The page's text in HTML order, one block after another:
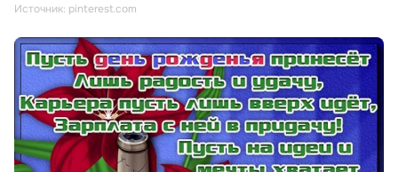
Источник: pinterest.com